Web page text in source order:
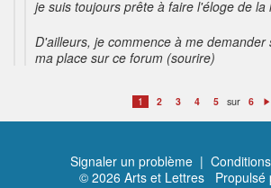
je suis toujours prête à faire l'éloge de la
D'ailleurs, je commence à me demander
ma place sur ce forum (sourire)
1 2 3 4 5 sur 6
ui
Signaler un problème |
© 2026 Arts et Lettres Propulsé